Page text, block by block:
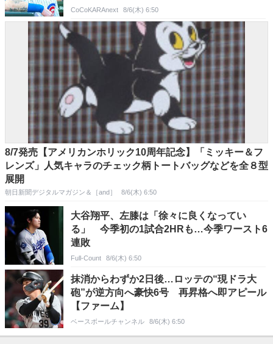
CoCoKARAnext 8/6(木) 6:50
8/7発売【アメリカンホリック10周年記念】「ミッキー＆フ
レンズ」人気キャラのチェック柄トートバッグなどを全８型
展開
朝日新聞デジタルマガジン＆［and］ 8/6(木) 6:50
大谷翔平、左膝は「徐々に良くなってい
る」 今季初の1試合2HRも…今季ワースト6
連敗
Full-Count 8/6(木) 6:50
抹消からわずか2日後…ロッテの“現ドラ大
砲”が逆方向へ豪快6号 再昇格へ即アピール
【ファーム】
ベースボールチャンネル 8/6(木) 6:50